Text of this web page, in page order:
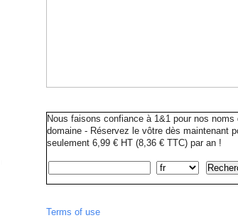
Nous faisons confiance à 1&1 pour nos noms
domaine - Réservez le vôtre dès maintenant
seulement 6,99 € HT (8,36 € TTC) par an !
Terms of use